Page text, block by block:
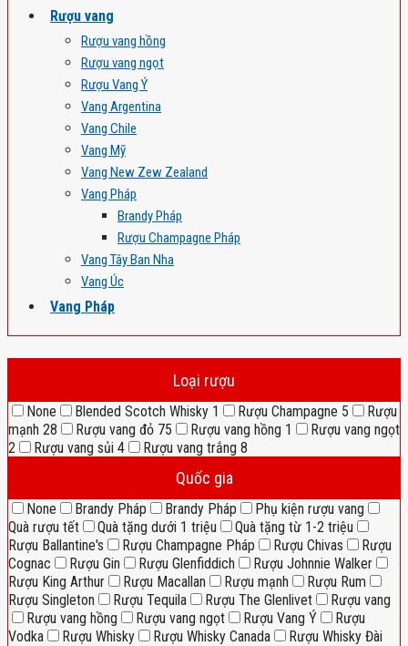
Rượu vang
Rượu vang hồng
Rượu vang ngọt
Rượu Vang Ý
Vang Argentina
Vang Chile
Vang Mỹ
Vang New Zew Zealand
Vang Pháp
Brandy Pháp
Rượu Champagne Pháp
Vang Tây Ban Nha
Vang Úc
Vang Pháp
Loại rượu
None Blended Scotch Whisky 1 Rượu Champagne 5
Rượu
mạnh 28 Rượu vang đỏ 75 Rượu vang hồng 1
Rượu vang ngọt
2
Rượu vang sủi 4 Rượu vang trắng 8
Quốc gia
None Brandy Pháp Brandy Pháp
Phụ kiện rượu vang
Quà rượu tết
Quà tặng dưới 1 triệu
Quà tặng từ 1-2 triệu
Rượu Ballantine's
Rượu Champagne Pháp Rượu Chivas
Rượu
Cognac
Rượu Gin Rượu Glenfiddich
Rượu Johnnie Walker
Rượu King Arthur
Rượu Macallan Rượu mạnh
Rượu Rum
Rượu Singleton
Rượu Tequila Rượu The Glenlivet
Rượu vang
Rượu vang hồng
Rượu vang ngọt Rượu Vang Ý
Rượu
Vodka
Rượu Whisky Rượu Whisky Canada Rượu Whisky Đài